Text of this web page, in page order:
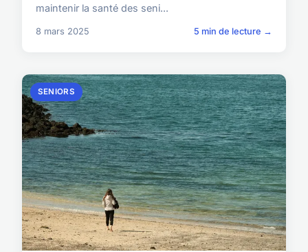
maintenir la santé des seni...
8 mars 2025 5 min de lecture →
SENIORS